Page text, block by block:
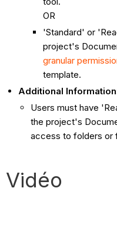
OR
'Standard' or
project's
granular
template.
Additional
Users must have
the project's
access to folders or
Vidéo